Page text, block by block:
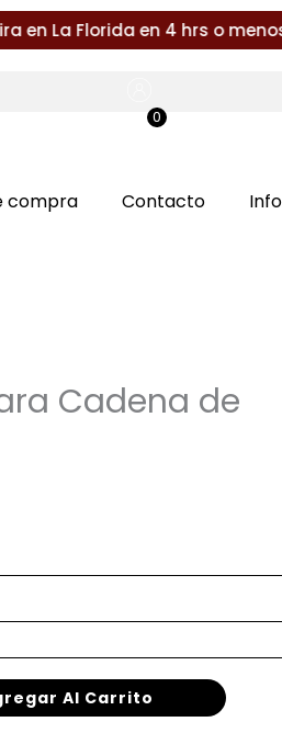
La Florida en 4 hrs o menos
0
compra Contacto
Cadena de
Al Carrito